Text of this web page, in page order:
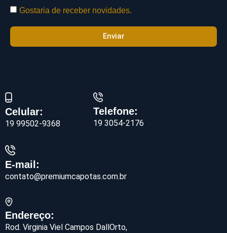
Celular:
19 99502-9368
Telefone:
19 3054-2176
E-mail:
contato@premiumcapotas.com.br
Endereço:
Rod. Virginia Viel Campos DallOrto,
Gostaria de receber novidades.
Enviar